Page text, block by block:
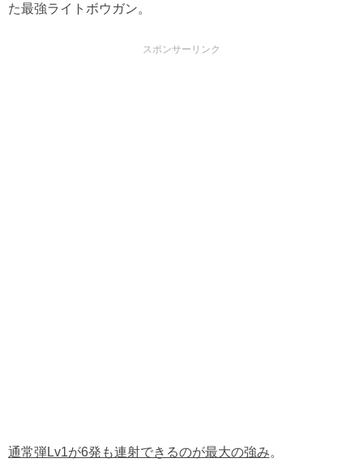
た最強ライトボウガン。
スポンサーリンク
通常弾Lv1が6発も連射できるのが最大の強み。